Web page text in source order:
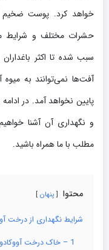
خواهد کرد. پوست ضخیم
حشرات مختلف و
سبب شده تا اکثر
آفت‌ها نمی‌توانند به
پایین نخواهد آمد. در
و نگهداری آن آشنا
مطلب با ما همراه باشید.
محتوا پنهان
شرایط نگهداری از درخت
1 – خاک درخت آووکادو